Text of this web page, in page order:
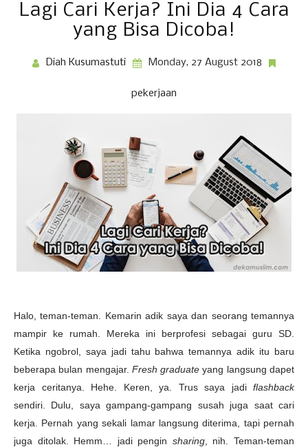
Lagi Cari Kerja? Ini Dia 4 Cara
yang Bisa Dicoba!
Diah Kusumastuti Monday, 27 August 2018
pekerjaan
Halo, teman-teman. Kemarin adik saya dan seorang temannya
mampir ke rumah. Mereka ini berprofesi sebagai guru SD.
Ketika ngobrol, saya jadi tahu bahwa temannya adik itu baru
beberapa bulan mengajar. Fresh graduateyang langsung dapet
kerja ceritanya. Hehe. Keren, ya. Trus saya jadi flashback
sendiri. Dulu, saya gampang-gampang susah juga saat cari
kerja. Pernah yang sekali lamar langsung diterima, tapi pernah
juga ditolak. Hemm… jadi pengin sharing, nih. Teman-teman